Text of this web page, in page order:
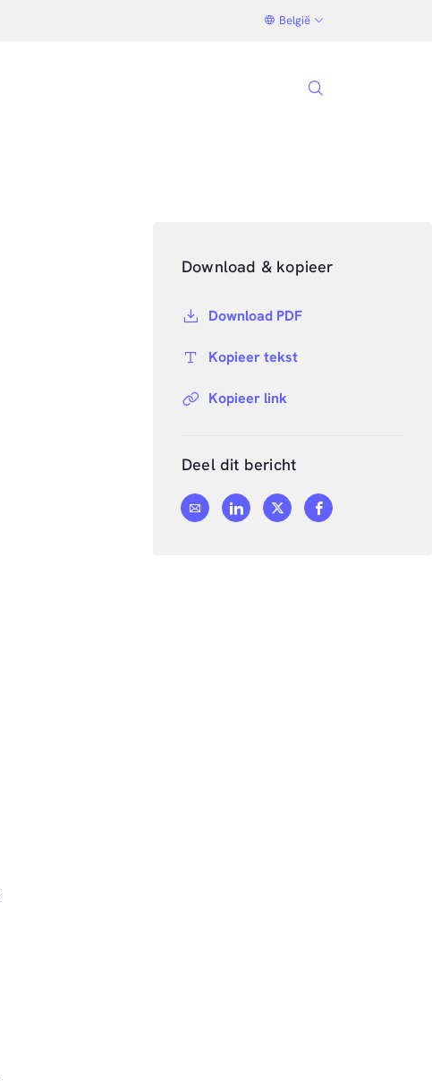
België
Download & kopieer
Download PDF
Kopieer tekst
Kopieer link
Deel dit bericht